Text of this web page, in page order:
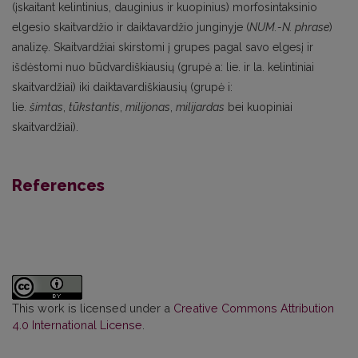
(įskaitant kelintinius, dauginius ir kuopinius) morfosintaksinio
elgesio skaitvardžio ir daiktavardžio junginyje (NUM.-N. phrase)
analizę. Skaitvardžiai skirstomi į grupes pagal savo elgesį ir
išdėstomi nuo būdvardiškiausių (grupė a: lie. ir la. kelintiniai
skaitvardžiai) iki daiktavardiškiausių (grupė i:
lie. šimtas tūkstantis milijonas milijardas bei kuopiniai
skaitvardžiai).
References
This work is licensed under a Creative Commons Attribution
4.0 International License